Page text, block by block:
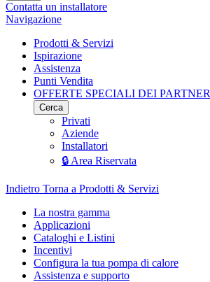
Contatta un installatore
Navigazione
Prodotti & Servizi
Ispirazione
Assistenza
Punti Vendita
OFFERTE SPECIALI DEI PARTNER
Cerca
Privati
Aziende
Installatori
🔒 Area Riservata
Indietro Torna a Prodotti & Servizi
La nostra gamma
Applicazioni
Cataloghi e Listini
Incentivi
Configura la tua pompa di calore
Assistenza e supporto